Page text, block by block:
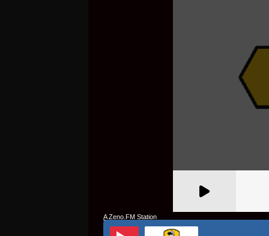
A Zeno.FM Station